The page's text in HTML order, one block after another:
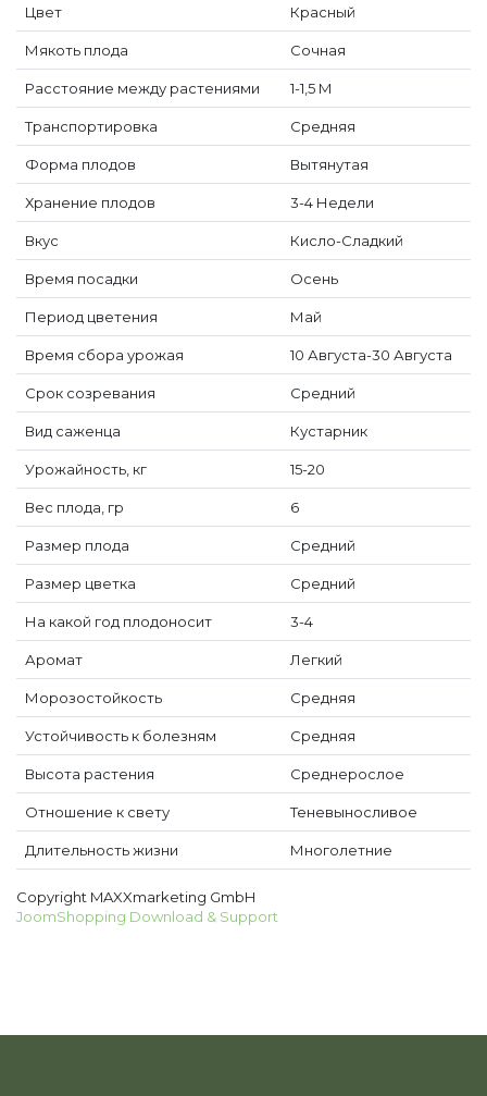
Цвет Красный
Мякоть плода Сочная
Расстояние между растениями 1-1,5 М
Транспортировка Средняя
Форма плодов Вытянутая
Хранение плодов 3-4 Недели
Вкус Кисло-Сладкий
Время посадки Осень
Период цветения Май
Время сбора урожая 10 Августа-30 Августа
Срок созревания Средний
Вид саженца Кустарник
Урожайность, кг 15-20
Вес плода, гр 6
Размер плода Средний
Размер цветка Средний
На какой год плодоносит 3-4
Аромат Легкий
Морозостойкость Средняя
Устойчивость к болезням Средняя
Высота растения Среднерослое
Отношение к свету Теневыносливое
Длительность жизни Многолетние
Copyright MAXXmarketing GmbH
JoomShopping Download & Support